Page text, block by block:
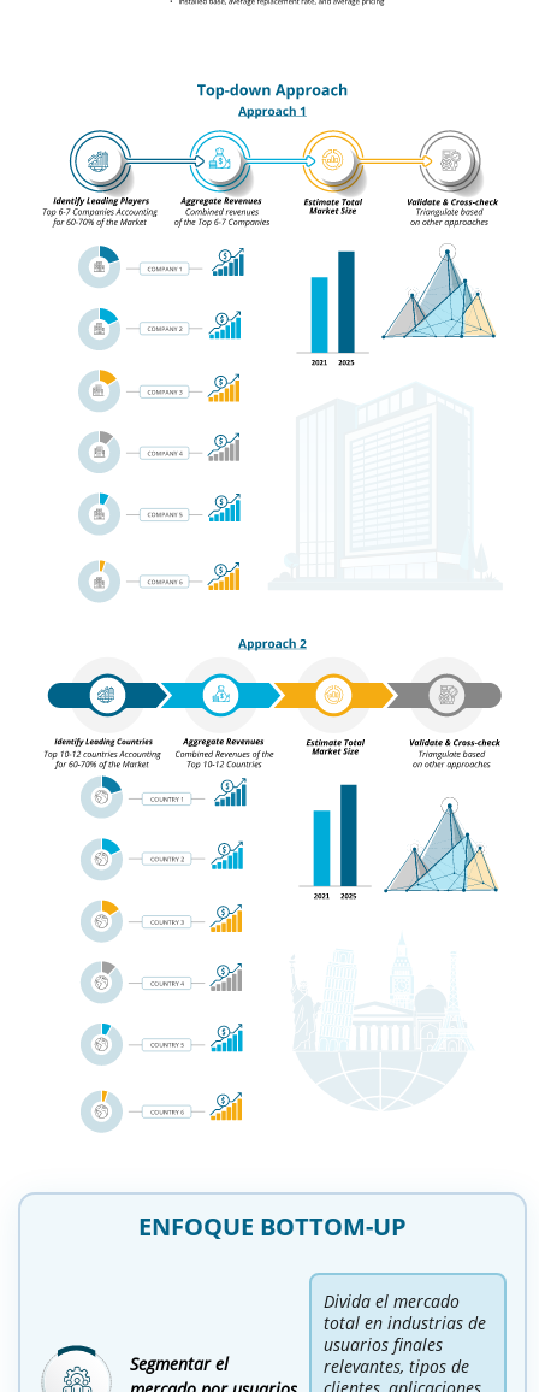
ENFOQUE BOTTOM-UP
Segmentar el
Divida el mercado
total en industrias de
usuarios finales
relevantes, tipos de